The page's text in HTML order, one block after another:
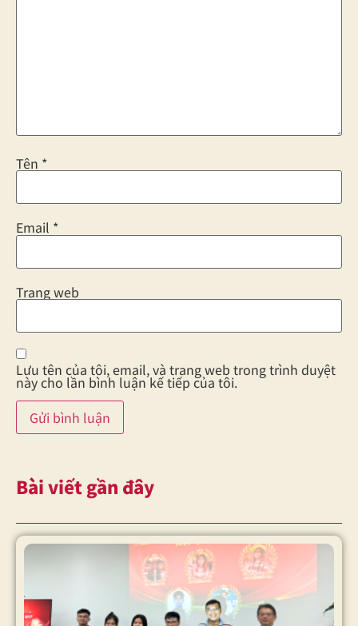
Tên *
Email *
Trang web
Lưu tên của tôi, email, và trang web trong trình duyệt
này cho lần bình luận kế tiếp của tôi.
Bài viết gần đây